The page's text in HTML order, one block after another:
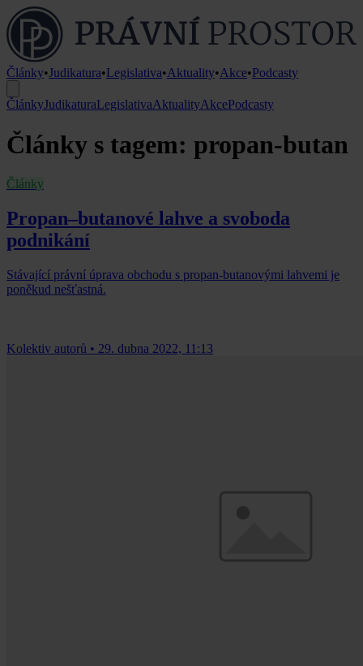
Články•Judikatura•Legislativa•Aktuality•Akce•Podcasty
ČlánkyJudikaturaLegislativaAktualityAkcePodcasty
Články s tagem: propan-butan
Články
Propan–butanové lahve a svoboda
podnikání
Stávající právní úprava obchodu s propan-butanovými lahvemi je
poněkud nešťastná.
Kolektiv autorů • 29. dubna 2022, 11:13